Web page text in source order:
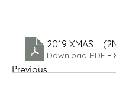
Previous
2019 XMAS
Download PDF •